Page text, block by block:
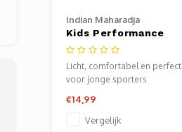
Indian Maharadja
Kids Performance
Cap - Bright White
Licht, comfortabel en perfect
voor jonge sporters
€14,99
Vergelijk